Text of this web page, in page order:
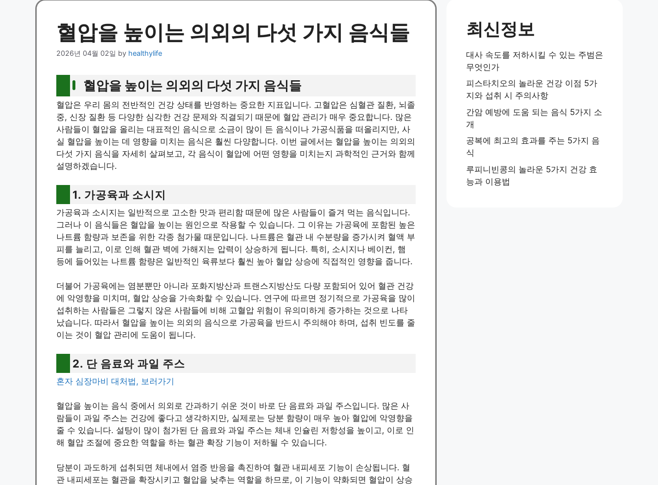
혈압을 높이는 의외의 다섯 가지 음식들
2026년 04월 02일 by healthylife
혈압을 높이는 의외의 다섯 가지 음식들
혈압은 우리 몸의 전반적인 건강 상태를 반영하는 중요한 지표입니다. 고혈압은 심혈관 질환, 뇌졸
중, 신장 질환 등 다양한 심각한 건강 문제와 직결되기 때문에 혈압 관리가 매우 중요합니다. 많은
사람들이 혈압을 올리는 대표적인 음식으로 소금이 많이 든 음식이나 가공식품을 떠올리지만, 사
실 혈압을 높이는 데 영향을 미치는 음식은 훨씬 다양합니다. 이번 글에서는 혈압을 높이는 의외의
다섯 가지 음식을 자세히 살펴보고, 각 음식이 혈압에 어떤 영향을 미치는지 과학적인 근거와 함께
설명하겠습니다.
1. 가공육과 소시지
가공육과 소시지는 일반적으로 고소한 맛과 편리함 때문에 많은 사람들이 즐겨 먹는 음식입니다.
그러나 이 음식들은 혈압을 높이는 원인으로 작용할 수 있습니다. 그 이유는 가공육에 포함된 높은
나트륨 함량과 보존을 위한 각종 첨가물 때문입니다. 나트륨은 혈관 내 수분량을 증가시켜 혈액 부
피를 늘리고, 이로 인해 혈관 벽에 가해지는 압력이 상승하게 됩니다. 특히, 소시지나 베이컨, 햄
등에 들어있는 나트륨 함량은 일반적인 육류보다 훨씬 높아 혈압 상승에 직접적인 영향을 줍니다.
더불어 가공육에는 염분뿐만 아니라 포화지방산과 트랜스지방산도 다량 포함되어 있어 혈관 건강
에 악영향을 미치며, 혈압 상승을 가속화할 수 있습니다. 연구에 따르면 정기적으로 가공육을 많이
섭취하는 사람들은 그렇지 않은 사람들에 비해 고혈압 위험이 유의미하게 증가하는 것으로 나타
났습니다. 따라서 혈압을 높이는 의외의 음식으로 가공육을 반드시 주의해야 하며, 섭취 빈도를 줄
이는 것이 혈압 관리에 도움이 됩니다.
2. 단 음료와 과일 주스
혼자 심장마비 대처법, 보러가기
혈압을 높이는 음식 중에서 의외로 간과하기 쉬운 것이 바로 단 음료와 과일 주스입니다. 많은 사
람들이 과일 주스는 건강에 좋다고 생각하지만, 실제로는 당분 함량이 매우 높아 혈압에 악영향을
줄 수 있습니다. 설탕이 많이 첨가된 단 음료와 과일 주스는 체내 인슐린 저항성을 높이고, 이로 인
해 혈압 조절에 중요한 역할을 하는 혈관 확장 기능이 저하될 수 있습니다.
당분이 과도하게 섭취되면 체내에서 염증 반응을 촉진하여 혈관 내피세포 기능이 손상됩니다. 혈
관 내피세포는 혈관을 확장시키고 혈압을 낮추는 역할을 하므로, 이 기능이 약화되면 혈압이 상승
최신정보
대사 속도를 저하시킬 수 있는 주범은
무엇인가
피스타치오의 놀라운 건강 이점 5가
지와 섭취 시 주의사항
간암 예방에 도움 되는 음식 5가지 소
개
공복에 최고의 효과를 주는 5가지 음
식
루피니빈콩의 놀라운 5가지 건강 효
능과 이용법